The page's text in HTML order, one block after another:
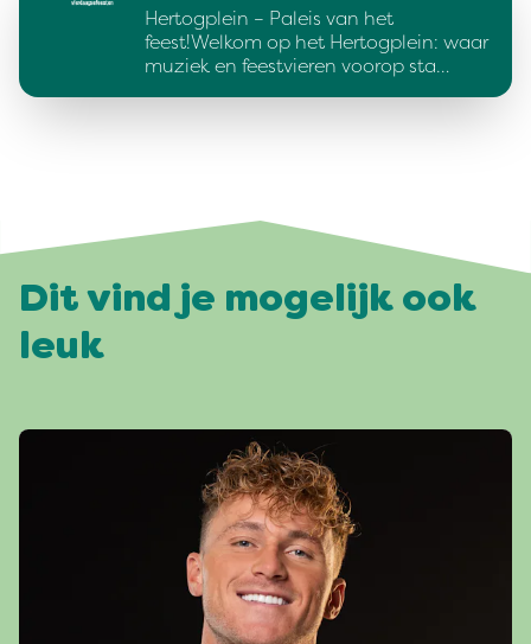
Hertogplein – Paleis van het
feest!Welkom op het Hertogplein: waar
muziek en feestvieren voorop sta…
Dit vind je mogelijk ook
leuk